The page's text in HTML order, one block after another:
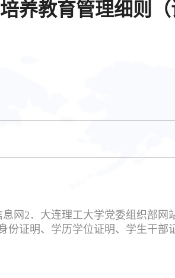
养教育管理细则（
网2．大连理工大学党委组织部网
证明、学历学位证明、学生干